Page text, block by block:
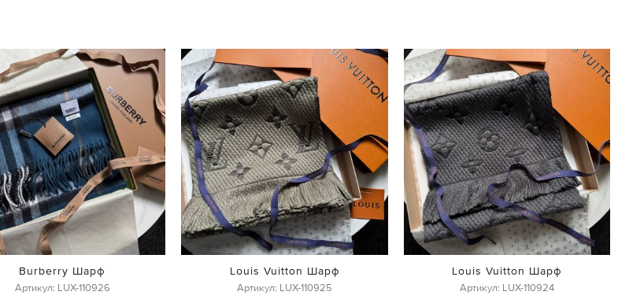
Burberry Шарф
Артикул: LUX-110926
Louis Vuitton Шарф
Артикул: LUX-110925
Louis Vuitton Шарф
Артикул: LUX-110924